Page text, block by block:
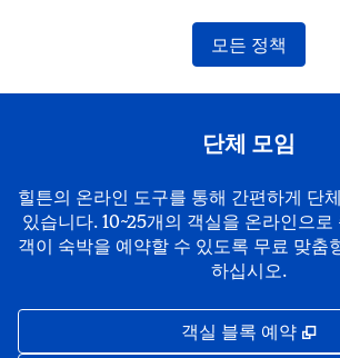
모든 정책
단체 모임
힐튼의 온라인 도구를 통해 간편하게 단
있습니다. 10~25개의 객실을 온라인으
객이 숙박을 예약할 수 있도록 무료 맞춤
하십시오.
객실 블록 예약 ,